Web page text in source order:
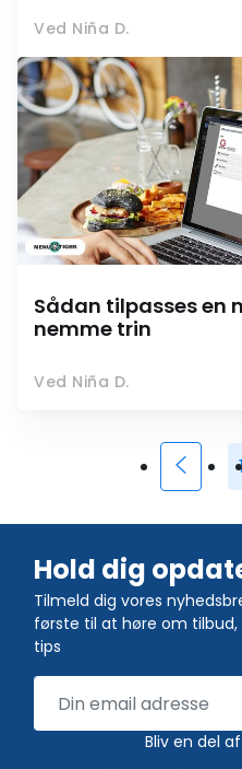
Ved Niña D.
Sådan tilpasses en
nemme trin
Ved Niña D.
1
Hold dig
Tilmeld dig vores
første til at høre om
tips
Bliv en del